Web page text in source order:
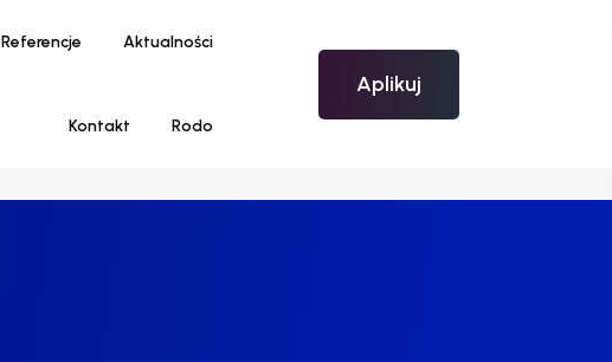
Referencje Aktualności
Kontakt Rodo
Aplikuj